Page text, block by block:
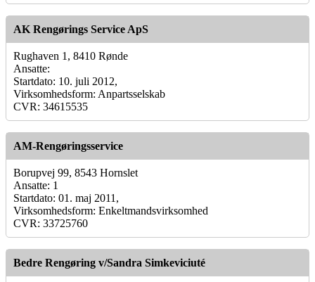
AK Rengørings Service ApS
Rughaven 1, 8410 Rønde
Ansatte:
Startdato: 10. juli 2012,
Virksomhedsform: Anpartsselskab
CVR: 34615535
AM-Rengøringsservice
Borupvej 99, 8543 Hornslet
Ansatte: 1
Startdato: 01. maj 2011,
Virksomhedsform: Enkeltmandsvirksomhed
CVR: 33725760
Bedre Rengøring v/Sandra Simkeviciuté